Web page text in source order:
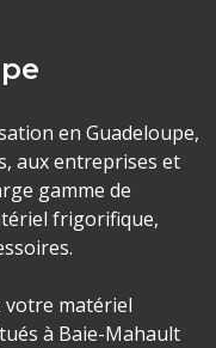
en Guadeloupe,
aux entreprises et
gamme de
frigorifique,
votre matériel
à Baie-Mahault